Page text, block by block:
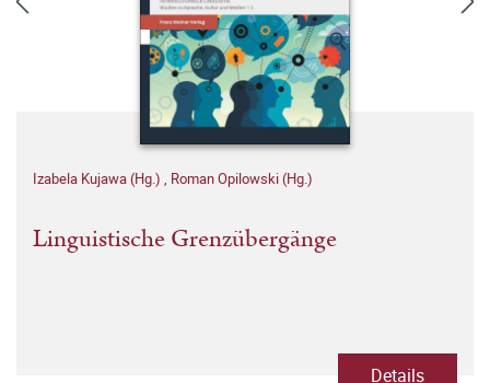
Izabela Kujawa (Hg.) , Roman Opilowski (Hg.)
Linguistische Grenzübergänge
Details